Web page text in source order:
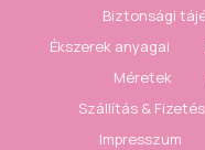
Biztonsági
Ékszerek anyagai
Méretek
Szállítás & Fizetés
Impresszum